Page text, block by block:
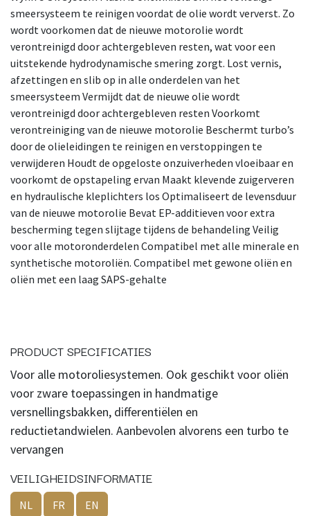
smeersysteem te reinigen voordat de olie wordt ververst. Zo
wordt voorkomen dat de nieuwe motorolie wordt
verontreinigd door achtergebleven resten, wat voor een
uitstekende hydrodynamische smering zorgt. Lost vernis,
afzettingen en slib op in alle onderdelen van het
smeersysteem Vermijdt dat de nieuwe olie wordt
verontreinigd door achtergebleven resten Voorkomt
verontreiniging van de nieuwe motorolie Beschermt turbo’s
door de olieleidingen te reinigen en verstoppingen te
verwijderen Houdt de opgeloste onzuiverheden vloeibaar en
voorkomt de opstapeling ervan Maakt klevende zuigerveren
en hydraulische kleplichters los Optimaliseert de levensduur
van de nieuwe motorolie Bevat EP-additieven voor extra
bescherming tegen slijtage tijdens de behandeling Veilig
voor alle motoronderdelen Compatibel met alle minerale en
synthetische motoroliën. Compatibel met gewone oliën en
oliën met een laag SAPS-gehalte
PRODUCT SPECIFICATIES
Voor alle motoroliesystemen. Ook geschikt voor oliën
voor zware toepassingen in handmatige
versnellingsbakken, differentiëlen en
reductietandwielen. Aanbevolen alvorens een turbo te
vervangen
VEILIGHEIDSINFORMATIE
NL FR EN